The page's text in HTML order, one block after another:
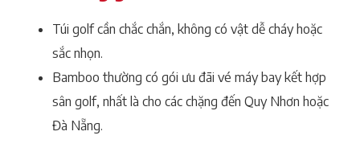
Túi golf cần chắc chắn, không có vật dễ cháy hoặc
sắc nhọn.
Bamboo thường có gói ưu đãi vé máy bay kết hợp
sân golf, nhất là cho các chặng đến Quy Nhơn hoặc
Đà Nẵng.